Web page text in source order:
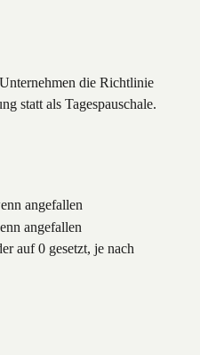
die Richtlinie
statt als Tagespauschale.
angefallen
angefallen
auf 0 gesetzt, je nach